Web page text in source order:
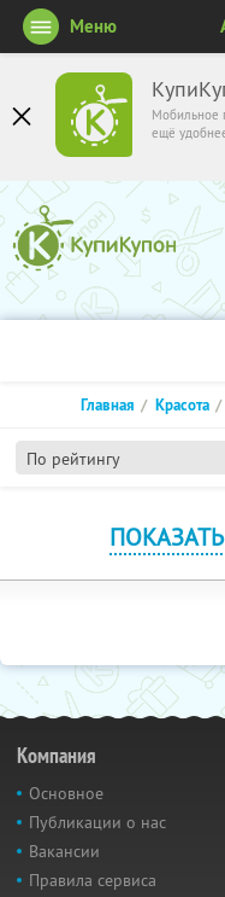
Мобильное
ещё
Меню
По рейтингу
Главная Красота
Компания
Основное
Публикации о нас
Вакансии
Правила сервиса